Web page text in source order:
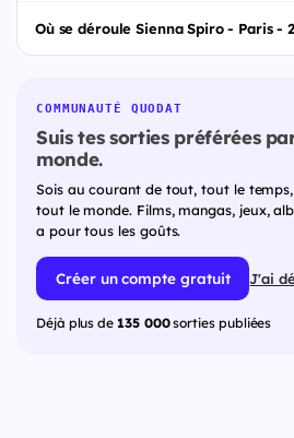
Où se déroule Sienna Spiro - Paris -
COMMUNAUTÉ QUODAT
Suis tes sorties préférées
monde.
Sois au courant de tout, tout le
tout le monde. Films, mangas, jeux,
a pour tous les goûts.
Créer un compte gratuit J'ai
Déjà plus de 135 000sorties publiées